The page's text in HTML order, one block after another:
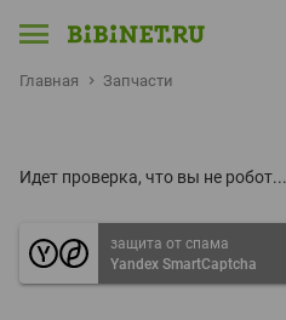
Главная Запчасти
Идет проверка, что вы не робот...
защита от спама
Yandex SmartCaptcha